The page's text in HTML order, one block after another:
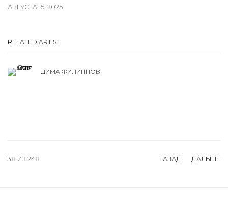
АВГУСТА 15, 2025
RELATED ARTIST
ДИМА ФИЛИППОВ
НАЗАД ДАЛЬШЕ
38 ИЗ 248